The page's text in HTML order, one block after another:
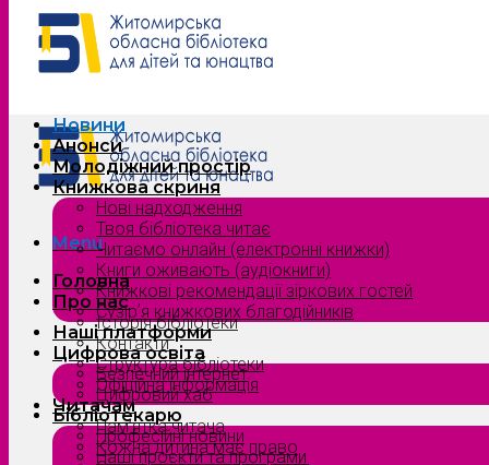
Menu
Головна
Про нас
Історія бібліотеки
Контакти
Структура бібліотеки
Офіційна інформація
Читачам
Пам’ятка читача
Кожна дитина має право
Новини
Анонси
Молодіжний простір
Книжкова скриня
Нові надходження
Твоя бібліотека читає
Читаємо онлайн (електронні книжки)
Книги оживають (аудіокниги)
Книжкові рекомендації зіркових гостей
Сузірʼя книжкових благодійників
Наші платформи
Цифрова освіта
Безпечний інтернет
Цифровий хаб
Бібліотекарю
Професійні новини
Наші проєкти та програми